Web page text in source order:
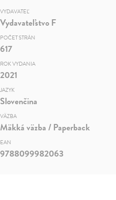
VYDAVATEĽ
Vydavateľstvo F
POČET STRÁN
617
ROK VYDANIA
2021
JAZYK
Slovenčina
VÄZBA
Mäkká väzba / Paperback
EAN
9788099982063